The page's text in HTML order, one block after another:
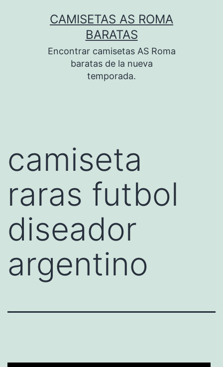
CAMISETAS AS ROMA
BARATAS
Encontrar camisetas AS Roma
baratas de la nueva
temporada.
camiseta
raras futbol
diseador
argentino